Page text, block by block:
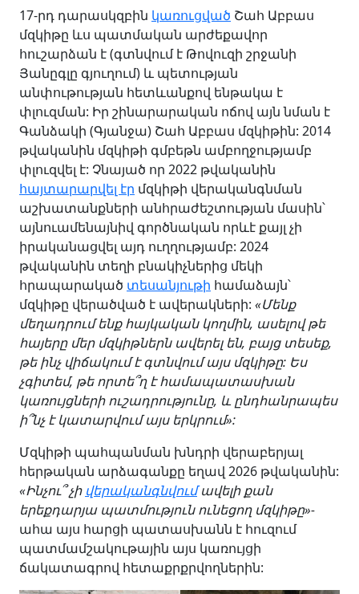
17-րդ դարասկզբին կառուցված Շահ Աբբաս
մզկիթը ևս պատմական արժեքավոր
հուշարձան է (գտնվում է Թովուզի շրջանի
Յանըգլը գյուղում) և պետության
անփութության հետևանքով ենթակա է
փլուզման: Իր շինարարական ոճով այն նման է
Գանձակի (Գյանջա) Շահ Աբբաս մզկիթին: 2014
թվականին մզկիթի գմբեթն ամբողջությամբ
փլուզվել է: Չնայած որ 2022 թվականին
հայտարարվել էր մզկիթի վերականգնման
աշխատանքների անհրաժեշտության մասին՝
այնուամենայնիվ գործնական որևէ քայլ չի
իրականացվել այդ ուղղությամբ: 2024
թվականին տեղի բնակիչներից մեկի
հրապարակած տեսանյութի համաձայն՝
մզկիթը վերածված է ավերակների: «Մենք
մեղադրում ենք հայկական կողմին, ասելով թե
հայերը մեր մզկիթներն ավերել են, բայց տեսեք,
թե ինչ վիճակում է գտնվում այս մզկիթը: Ես
չգիտեմ, թե որտե՞ղ է համապատասխան
կառույցների ուշադրությունը, և ընդհանրապես
ի՞նչ է կատարվում այս երկրում»:
Մզկիթի պահպանման խնդրի վերաբերյալ
հերթական արձագանքը եղավ 2026 թվականին:
«Ինչու՞ չի վերականգնվում ավելի քան
երեքդարյա պատմություն ունեցող մզկիթը»-
ահա այս հարցի պատասխանն է հուզում
պատմամշակութային այս կառույցի
ճակատագրով հետաքրքրվողներին: